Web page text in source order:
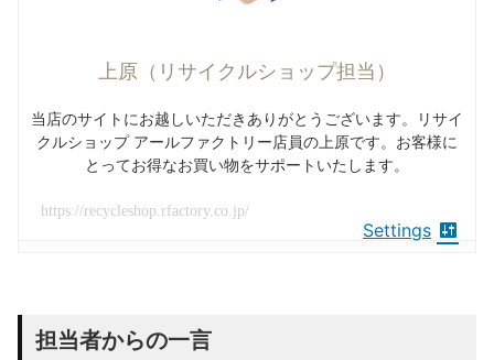
上原（リサイクルショップ担当）
当店のサイトにお越しいただきありがとうございます。リサイ
クルショップ アールファクトリー店員の上原です。お客様に
とってお得なお買い物をサポートいたします。
https://recycleshop.rfactory.co.jp/
Settings
担当者からの一言